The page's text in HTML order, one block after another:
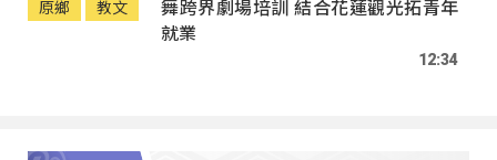
原鄉 教文
舞跨界劇場培訓 結合花蓮觀光拓青年
就業
12:34